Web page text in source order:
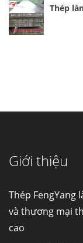
Thép
Giới thiệu
Thép FengYang
và thương mại
cao